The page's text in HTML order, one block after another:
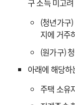
구 소득 미고려
(청년가구
지에 거주
(원가구)
아래에 해당
주택 소유